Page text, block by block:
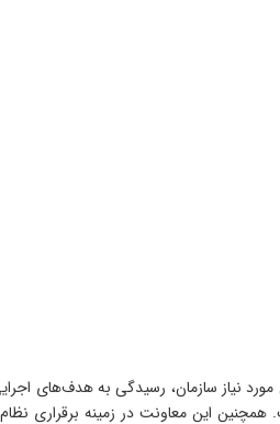
نیاز سازمان، رسیدگی به هدف‌های
این معاونت در زمینه برقراری